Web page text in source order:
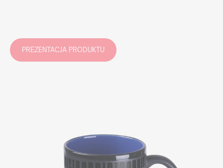
PREZENTACJA PRODUKTU